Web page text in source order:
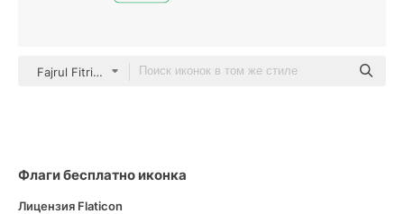
Fajrul Fitrianto Detailed Outline
Флаги бесплатно иконка
Лицензия Flaticon